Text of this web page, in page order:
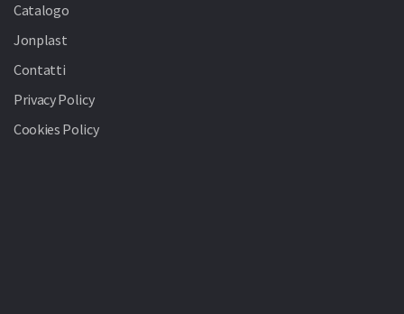
Catalogo
Jonplast
Contatti
Privacy Policy
Cookies Policy